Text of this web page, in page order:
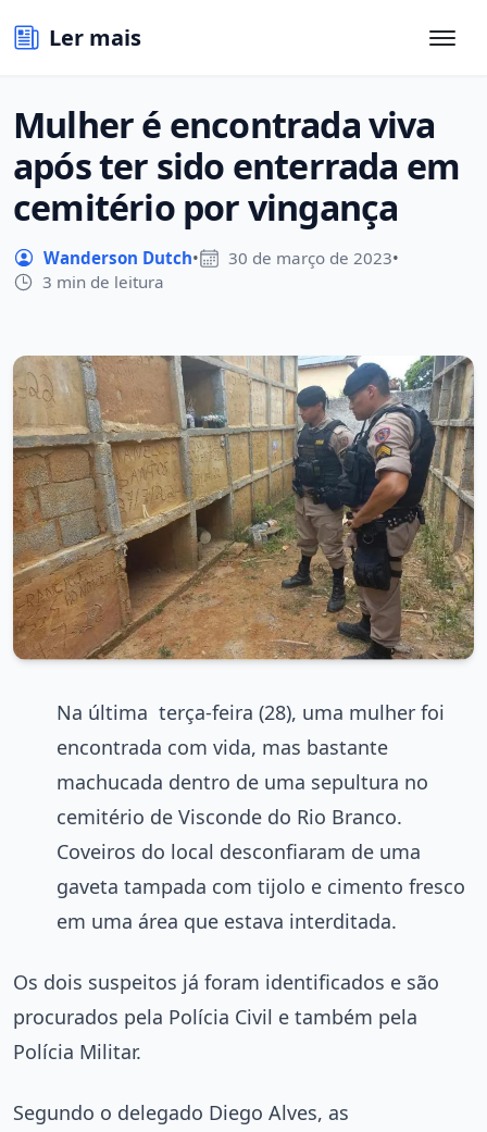
Ler mais
Mulher é encontrada viva
após ter sido enterrada em
cemitério por vingança
Wanderson Dutch• 30 de março de 2023•
3 min de leitura
Na última terça-feira (28), uma mulher foi
encontrada com vida, mas bastante
machucada dentro de uma sepultura no
cemitério de Visconde do Rio Branco.
Coveiros do local desconfiaram de uma
gaveta tampada com tijolo e cimento fresco
em uma área que estava interditada.
Os dois suspeitos já foram identificados e são
procurados pela Polícia Civil e também pela
Polícia Militar.
Segundo o delegado Diego Alves, as